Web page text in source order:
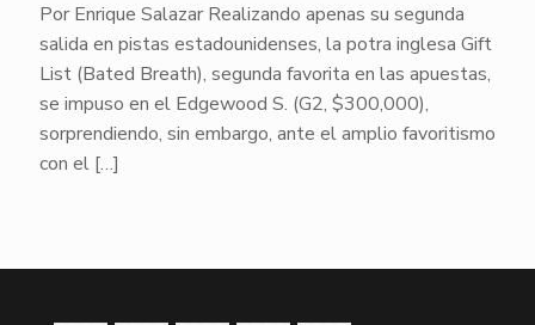
Por Enrique Salazar Realizando apenas su segunda
salida en pistas estadounidenses, la potra inglesa Gift
List (Bated Breath), segunda favorita en las apuestas,
se impuso en el Edgewood S. (G2, $300,000),
sorprendiendo, sin embargo, ante el amplio favoritismo
con el […]